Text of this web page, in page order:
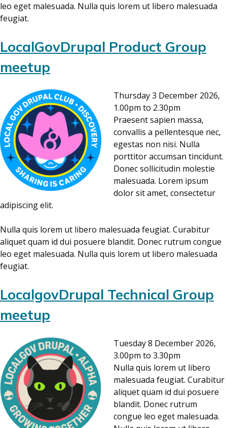
leo eget malesuada. Nulla quis lorem ut libero malesuada
feugiat.
LocalGovDrupal Product Group
meetup
Thursday 3 December 2026,
1.00pm to 2.30pm
Praesent sapien massa,
convallis a pellentesque nec,
egestas non nisi. Nulla
porttitor accumsan tincidunt.
Donec sollicitudin molestie
malesuada. Lorem ipsum
dolor sit amet, consectetur
adipiscing elit.
Nulla quis lorem ut libero malesuada feugiat. Curabitur
aliquet quam id dui posuere blandit. Donec rutrum congue
leo eget malesuada. Nulla quis lorem ut libero malesuada
feugiat.
LocalgovDrupal Technical Group
meetup
Tuesday 8 December 2026,
3.00pm to 3.30pm
Nulla quis lorem ut libero
malesuada feugiat. Curabitur
aliquet quam id dui posuere
blandit. Donec rutrum
congue leo eget malesuada.